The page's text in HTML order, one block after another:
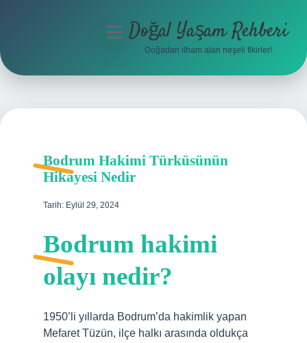
Hakkımızda
menüyüDoğal Yaşam Rehberi
Doğadan ilham alan neşeli fikirler!
Bodrum Hakimi Türküsünün
Hikayesi Nedir
Tarih: Eylül 29, 2024
Bodrum hakimi
olayı nedir?
1950’li yıllarda Bodrum’da hakimlik yapan
Mefaret Tüzün, ilçe halkı arasında oldukça